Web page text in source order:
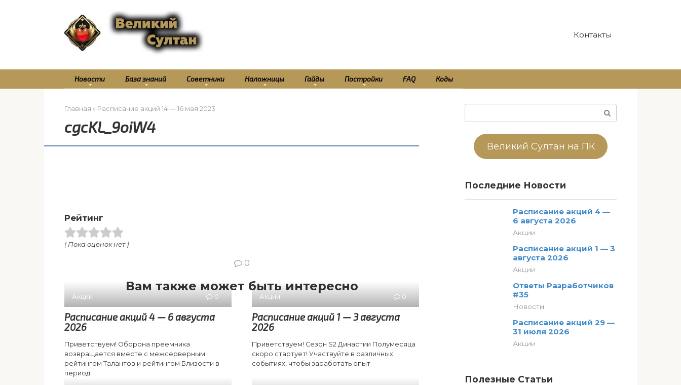
Контакты
Новости База знаний Советники Наложницы Гайды Постройки FAQ Коды
Главная » Расписание акций 14 — 16 мая 2023
cgcKL_9oiW4
Рейтинг
( Пока оценок нет )
0
Вам также может быть интересно
Акции 0
Расписание акций 4 — 6 августа
2026
Приветствуем! Оборона преемника
возвращается вместе с межсерверным
рейтингом Талантов и рейтингом Близости в
период
Акции 0
Расписание акций 1 — 3 августа
2026
Приветствуем! Сезон S2 Династии Полумесяца
скоро стартует! Участвуйте в различных
событиях, чтобы заработать опыт
Великий Султан на ПК
Последние Новости
Расписание акций 4 —
6 августа 2026
Акции
Расписание акций 1 — 3
августа 2026
Акции
Ответы Разработчиков
#35
Новости
Расписание акций 29 —
31 июля 2026
Акции
Полезные Статьи